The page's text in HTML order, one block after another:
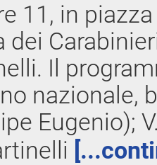
11, in
dei
Il
nazionale,
Eugenio);